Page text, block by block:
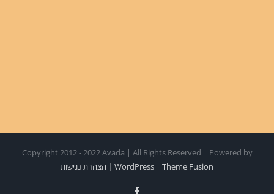
Copyright 2012 - 2022 Avada | All Rights Reserved | Powered by
WordPress | Theme Fusion
| הצהרת נגישות